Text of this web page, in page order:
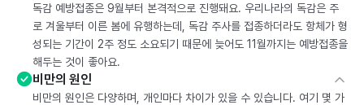
독감 예방접종은 9월부터 본격적으로 진행돼요. 우리나라의 독감은 주
로 겨울부터 이른 봄에 유행하는데, 독감 주사를 접종하더라도 항체가 형
성되는 기간이 2주 정도 소요되기 때문에 늦어도 11월까지는 예방접종을
해두는 것이 좋아요.
비만의 원인
비만의 원인은 다양하며, 개인마다 차이가 있을 수 있습니다. 여기 몇 가